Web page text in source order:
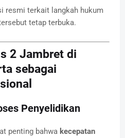
resmi terkait langkah hukum
tetap terbuka.
2 Jambret di
sebagai
Penyelidikan
penting bahwa kecepatan